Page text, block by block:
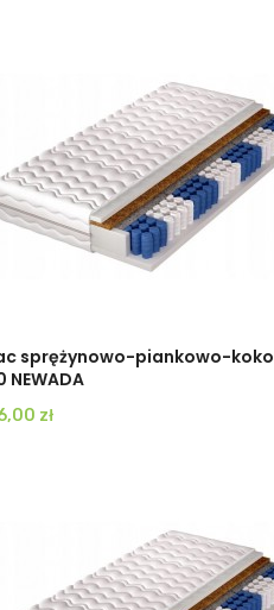
sprężynowo-piankowo-
NEWADA
zł